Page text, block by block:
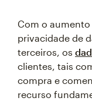
Com o
privacidade de
terceiros, os
clientes, tais
compra e
recurso